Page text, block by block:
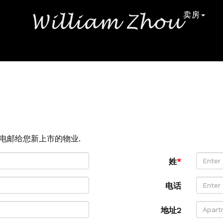
卖房
邮给您新上市的物业.
姓*
电话
地址2